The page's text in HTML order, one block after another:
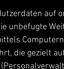
auf
unbefugte
die gezielt